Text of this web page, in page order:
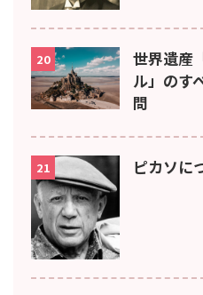
20
世界遺産
ル」のす
問
21 ピカソに